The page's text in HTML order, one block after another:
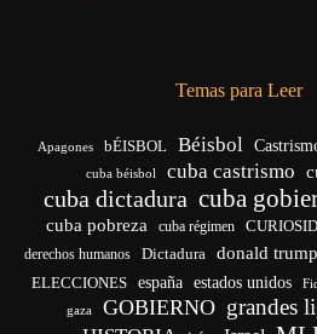
Temas para Leer
Apagones bÉISBOL Béisbol
cuba béisbol cuba castrismo
cuba dictadura cuba
cuba pobreza cuba régimen
derechos humanos Dictadura donald trump
ELECCIONES españa estados unidos
gaza GOBIERNO grandes